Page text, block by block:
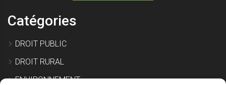
Catégories
DROIT PUBLIC
DROIT RURAL
ENVIRONNEMENT